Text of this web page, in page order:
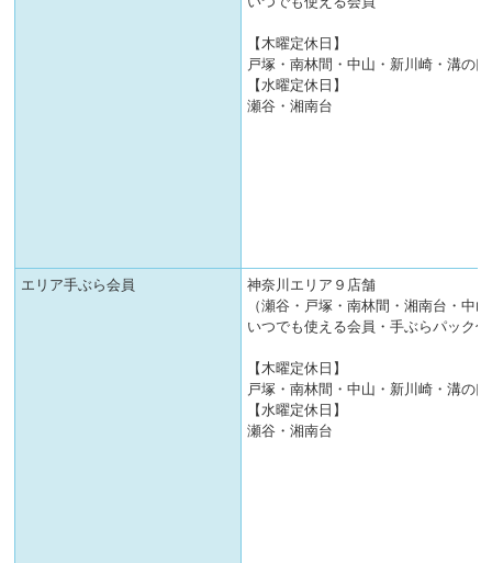
【木曜定休日】
戸塚・南林間・中山・新川崎・溝の
【水曜定休日】
瀬谷・湘南台
エリア手ぶら会員
神奈川エリア９店舗
（瀬谷・戸塚・南林間・湘南台・中
いつでも使える会員・手ぶらパック
【木曜定休日】
戸塚・南林間・中山・新川崎・溝の
【水曜定休日】
瀬谷・湘南台